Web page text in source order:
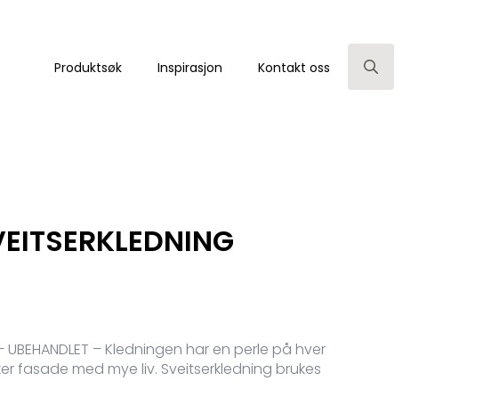
Produktsøk Inspirasjon Kontakt oss
– UBEHANDLET – Kledningen har en perle på hver
fasade med mye liv. Sveitserkledning brukes